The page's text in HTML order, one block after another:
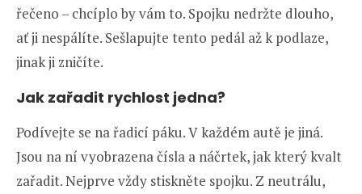
řečeno – chcíplo by vám to. Spojku nedržte dlouho,
ať ji nespálíte. Sešlapujte tento pedál až k podlaze,
jinak ji zničíte.
Jak zařadit rychlost jedna?
Podívejte se na řadicí páku. V každém autě je jiná.
Jsou na ní vyobrazena čísla a náčrtek, jak který kvalt
zařadit. Nejprve vždy stiskněte spojku. Z neutrálu,